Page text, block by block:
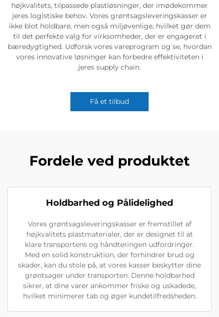
højkvalitets, tilpassede plastløsninger, der imødekommer
jeres logistiske behov. Vores grøntsagsleveringskasser er
ikke blot holdbare, men også miljøvenlige, hvilket gør dem
til det perfekte valg for virksomheder, der er engageret i
bæredygtighed. Udforsk vores vareprogram og se, hvordan
vores innovative løsninger kan forbedre effektiviteten i
jeres supply chain.
Få et tilbud
Fordele ved produktet
Holdbarhed og Pålidelighed
Vores grøntsagsleveringskasser er fremstillet af
højkvalitets plastmaterialer, der er designet til at
klare transportens og håndteringen udfordringer.
Med en solid konstruktion, der forhindrer brud og
skader, kan du stole på, at vores kasser beskytter dine
grøntsager under transporten. Denne holdbarhed
sikrer, at dine varer ankommer friske og uskadede,
hvilket minimerer tab og øger kundetilfredsheden.